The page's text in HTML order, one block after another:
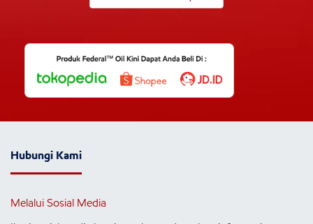
Hubungi Kami
Melalui Sosial Media